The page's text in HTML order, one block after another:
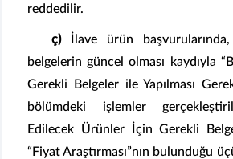
reddedilir.
ç)İlave ürün
belgelerin güncel olması kaydıyla
Gerekli Belgeler ile Yapılması
bölümdeki işlemler
Edilecek Ürünler İçin Gerekli
“Fiyat Araştırması”nın bulunduğu